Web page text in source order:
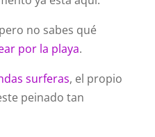
no sabes qué
por la playa.
surferas, el propio
peinado tan